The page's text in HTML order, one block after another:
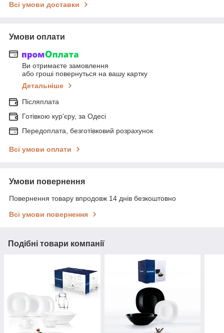
Всі умови доставки
Умови оплати
Ви отримаєте замовлення
або гроші повернуться на вашу картку
Детальніше
Післяплата
Готівкою кур'єру, за Одесі
Передоплата, безготівковий розрахунок
Всі умови оплати
Умови повернення
Повернення товару впродовж 14 днів безкоштовно
Всі умови повернення
Подібні товари компанії